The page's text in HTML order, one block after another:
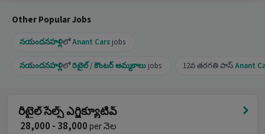
Other Popular Jobs
నయందనహళ్లిలోAnant Cars jobs
నయందనహళ్లిలోరిటైల్ / కౌంటర్ అమ్మకాలు jobs 12వ తరగతి పాస్Anant
రీటైల్ సేల్స్ ఎగ్జిక్యూటివ్
₹ 28,000 - 38,000per నెల